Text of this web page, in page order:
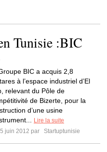
Tunisie :BIC
BIC a acquis 2,8
à l’espace industriel d’El
relevant du Pôle de
de Bizerte, pour la
d’une usine
Lire la suite
juin 2012 par
Startuptunisie